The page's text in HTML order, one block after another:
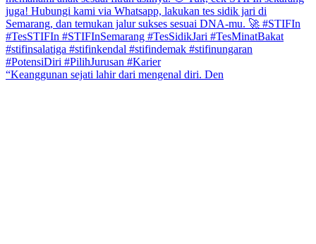
“Keanggunan sejati lahir dari mengenal diri. Den